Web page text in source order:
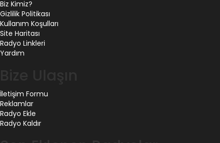
Biz Kimiz?
Gizlilik Politikası
Kullanım Koşulları
Site Haritası
Radyo Linkleri
Yardım
İletişim Formu
Reklamlar
Radyo Ekle
Radyo Kaldır